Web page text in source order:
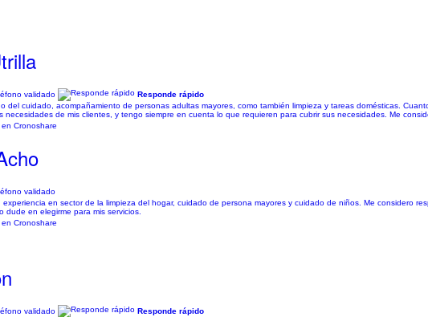
validado
Responde rápido
del cuidado, acompañamiento de personas adultas mayores, como también limpieza y tareas domésticas.
de mis clientes, y tengo siempre en cuenta lo que requieren para cubrir sus necesidades. Me
Cronoshare
validado
en sector de la limpieza del hogar, cuidado de persona mayores y cuidado de niños. Me considero
en elegirme para mis servicios.
Cronoshare
validado
Responde rápido